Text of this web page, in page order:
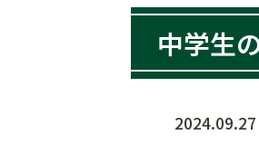
中学生
2024.09.27